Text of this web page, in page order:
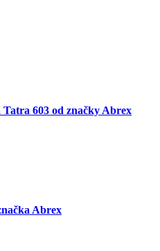
603 od značky Abrex
Abrex